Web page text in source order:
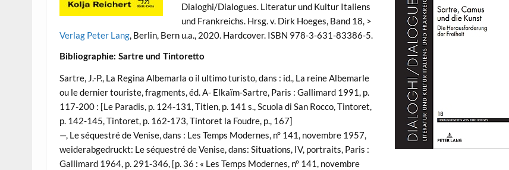
Dialoghi/Dialogues. Literatur und Kultur Italiens
und Frankreichs. Hrsg. v. Dirk Hoeges, Band 18, >
Verlag Peter Lang, Berlin, Bern u.a., 2020. Hardcover. ISBN 978-3-631-83386-5.
Bibliographie: Sartre und Tintoretto
Sartre, J.-P., La Regina Albemarla o il ultimo turisto, dans : id., La reine Albemarle
ou le dernier touriste, fragments, éd. A- Elkaïm-Sartre, Paris : Gallimard 1991, p.
117-200 : [Le Paradis, p. 124-131, Titien, p. 141 s., Scuola di San Rocco, Tintoret,
p. 142-145, Tintoret, p. 162-173, Tintoret la Foudre, p., 167]
—, Le séquestré de Venise, dans : Les Temps Modernes, n° 141, novembre 1957,
weiderabgedruckt: Le séquestré de Venise, dans: Situations, IV, portraits, Paris :
Gallimard 1964, p. 291-346, [p. 36 : « Les Temps Modernes, n° 141, novembre